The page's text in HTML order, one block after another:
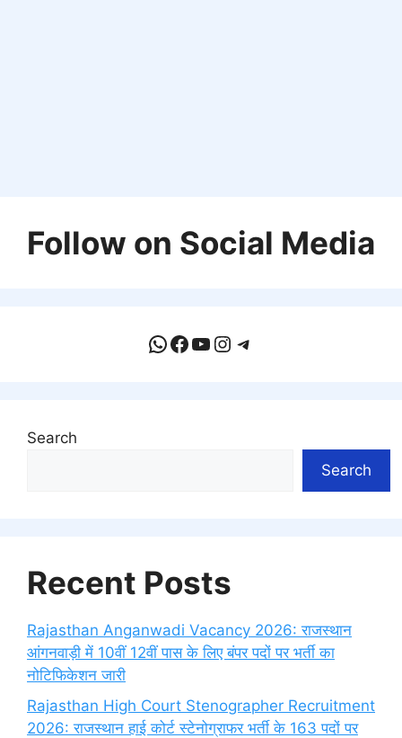
Follow on Social Media
WhatsApp
Facebook
YouTube
Instagram
Telegram
Search
Search
Recent Posts
Rajasthan Anganwadi Vacancy 2026: राजस्थान
आंगनवाड़ी में 10वीं 12वीं पास के लिए बंपर पदों पर भर्ती का
नोटिफिकेशन जारी
Rajasthan High Court Stenographer Recruitment
2026: राजस्थान हाई कोर्ट स्टेनोग्राफर भर्ती के 163 पदों पर